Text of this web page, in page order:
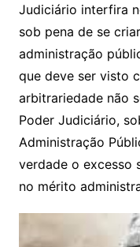
Judiciário interfira
sob pena de se
administração
que deve ser visto
arbitrariedade não
Poder Judiciário,
Administração
verdade o excesso
no mérito